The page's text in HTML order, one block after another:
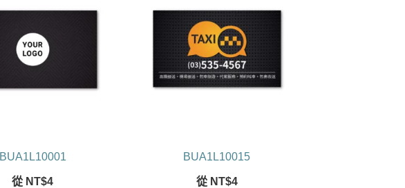
BUA1L10001
從 NT$4
BUA1L10015
從 NT$4